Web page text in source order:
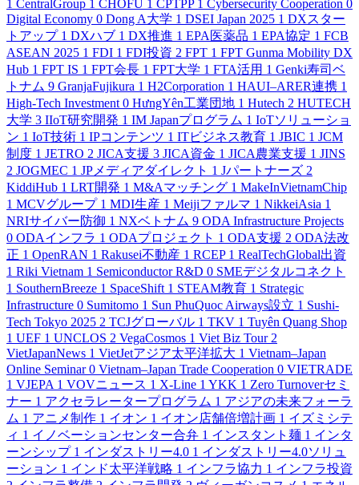
1 CentralGroup 1 CHOFU 1 CPTPP 1 Cybersecurity Cooperation 0
Digital Economy 0 Dong A大学 1 DSEI Japan 2025 1 DXスター
トアップ 1 DXハブ 1 DX推進 1 EPA医薬品 1 EPA協定 1 FCB
ASEAN 2025 1 FDI 1 FDI投資 2 FPT 1 FPT Gunma Mobility DX
Hub 1 FPT IS 1 FPT会長 1 FPT大学 1 FTA活用 1 Genki寿司ベ
トナム 9 GranjaFujikura 1 H2Corporation 1 HAUI–ARER連携 1
High-Tech Investment 0 HưngYên工業団地 1 Hutech 2 HUTECH
大学 3 IIoT研究開発 1 IM Japanプログラム 1 IoTソリューショ
ン 1 IoT技術 1 IPコンテンツ 1 ITビジネス教育 1 JBIC 1 JCM
制度 1 JETRO 2 JICA支援 3 JICA資金 1 JICA農業支援 1 JINS
2 JOGMEC 1 JPメディアダイレクト 1 Jパートナーズ 2
KiddiHub 1 LRT開発 1 M&Aマッチング 1 MakeInVietnamChip
1 MCVグループ 1 MDI生産 1 Meijiファルマ 1 NikkeiAsia 1
NRIサイバー防御 1 NXベトナム 9 ODA Infrastructure Projects
0 ODAインフラ 1 ODAプロジェクト 1 ODA支援 2 ODA法改
正 1 OpenRAN 1 Rakusei不動産 1 RCEP 1 RealTechGlobal出資
1 Riki Vietnam 1 Semiconductor R&D 0 SMEデジタルコネクト
1 SouthernBreeze 1 SpaceShift 1 STEAM教育 1 Strategic
Infrastructure 0 Sumitomo 1 Sun PhuQuoc Airways設立 1 Sushi-
Tech Tokyo 2025 2 TCJグローバル 1 TKV 1 Tuyên Quang Shop
1 UEF 1 UNCLOS 2 VegaCosmos 1 Viet Biz Tour 2
VietJapanNews 1 VietJetアジア太平洋拡大 1 Vietnam–Japan
Online Seminar 0 Vietnam–Japan Trade Cooperation 0 VIETRADE
1 VJEPA 1 VOVニュース 1 X-Line 1 YKK 1 Zero Turnoverセミ
ナー 1 アクセラレータープログラム 1 アジアの未来フォーラ
ム 1 アニメ制作 1 イオン 1 イオン店舗倍増計画 1 イズミシテ
ィ 1 イノベーションセンター合弁 1 インスタント麺 1 インタ
ーンシップ 1 インダストリー4.0 1 インダストリー4.0ソリュ
ーション 1 インド太平洋戦略 1 インフラ協力 1 インフラ投資